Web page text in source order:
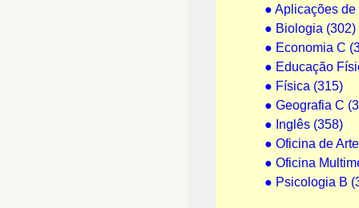
● Aplicações de
● Biologia (302)
● Economia C
● Educação
● Física (315)
● Geografia C
● Inglês (358)
● Oficina de
● Oficina
● Psicologia B